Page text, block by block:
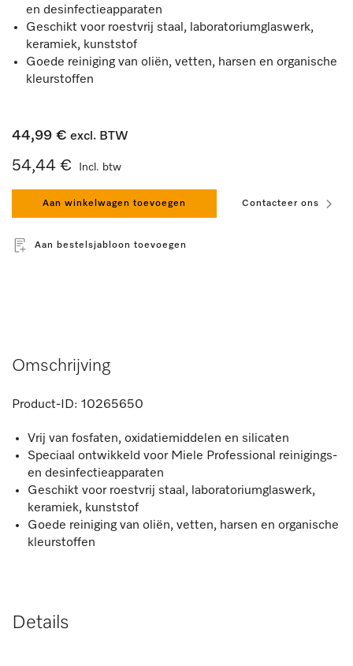
en desinfectieapparaten
Geschikt voor roestvrij staal, laboratoriumglaswerk,
keramiek, kunststof
Goede reiniging van oliën, vetten, harsen en organische
kleurstoffen
44,99 € excl. BTW
54,44 € Incl. btw
Aan winkelwagen toevoegen Contacteer ons
Aan bestelsjabloon toevoegen
Omschrijving
Product-ID: 10265650
Vrij van fosfaten, oxidatiemiddelen en silicaten
Speciaal ontwikkeld voor Miele Professional reinigings-
en desinfectieapparaten
Geschikt voor roestvrij staal, laboratoriumglaswerk,
keramiek, kunststof
Goede reiniging van oliën, vetten, harsen en organische
kleurstoffen
Details